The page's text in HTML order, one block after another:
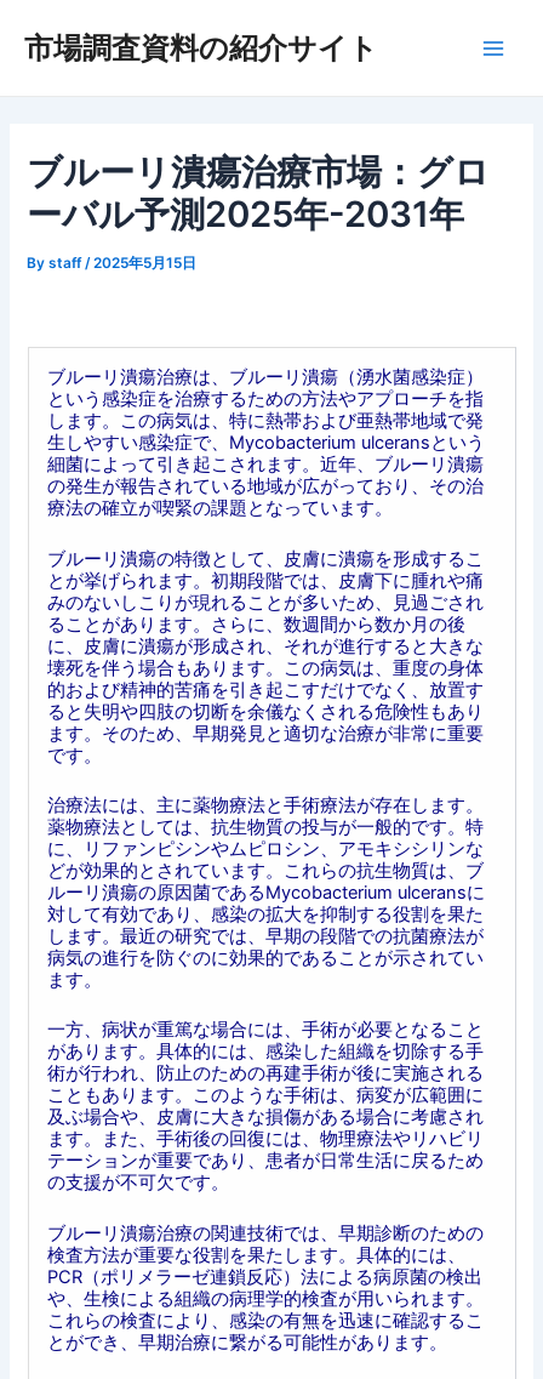
市場調査資料の紹介サイト
ブルーリ潰瘍治療市場：グロ
ーバル予測2025年-2031年
Bystaff /2025年5月15日
ブルーリ潰瘍治療は、ブルーリ潰瘍（湧水菌感染症）
という感染症を治療するための方法やアプローチを指
します。この病気は、特に熱帯および亜熱帯地域で発
生しやすい感染症で、Mycobacterium ulceransという
細菌によって引き起こされます。近年、ブルーリ潰瘍
の発生が報告されている地域が広がっており、その治
療法の確立が喫緊の課題となっています。
ブルーリ潰瘍の特徴として、皮膚に潰瘍を形成するこ
とが挙げられます。初期段階では、皮膚下に腫れや痛
みのないしこりが現れることが多いため、見過ごされ
ることがあります。さらに、数週間から数か月の後
に、皮膚に潰瘍が形成され、それが進行すると大きな
壊死を伴う場合もあります。この病気は、重度の身体
的および精神的苦痛を引き起こすだけでなく、放置す
ると失明や四肢の切断を余儀なくされる危険性もあり
ます。そのため、早期発見と適切な治療が非常に重要
です。
治療法には、主に薬物療法と手術療法が存在します。
薬物療法としては、抗生物質の投与が一般的です。特
に、リファンピシンやムピロシン、アモキシシリンな
どが効果的とされています。これらの抗生物質は、ブ
ルーリ潰瘍の原因菌であるMycobacterium ulceransに
対して有効であり、感染の拡大を抑制する役割を果た
します。最近の研究では、早期の段階での抗菌療法が
病気の進行を防ぐのに効果的であることが示されてい
ます。
一方、病状が重篤な場合には、手術が必要となること
があります。具体的には、感染した組織を切除する手
術が行われ、防止のための再建手術が後に実施される
こともあります。このような手術は、病変が広範囲に
及ぶ場合や、皮膚に大きな損傷がある場合に考慮され
ます。また、手術後の回復には、物理療法やリハビリ
テーションが重要であり、患者が日常生活に戻るため
の支援が不可欠です。
ブルーリ潰瘍治療の関連技術では、早期診断のための
検査方法が重要な役割を果たします。具体的には、
PCR（ポリメラーゼ連鎖反応）法による病原菌の検出
や、生検による組織の病理学的検査が用いられます。
これらの検査により、感染の有無を迅速に確認するこ
とができ、早期治療に繋がる可能性があります。